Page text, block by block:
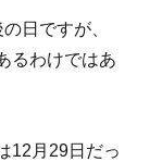
日ですが、
るわけではあ
12月29日だっ